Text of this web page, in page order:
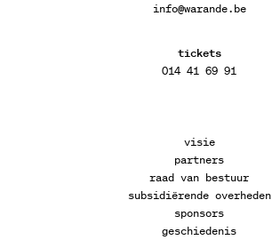
info@warande.be
tickets
014 41 69 91
visie
partners
raad van bestuur
subsidiërende overheden
sponsors
geschiedenis